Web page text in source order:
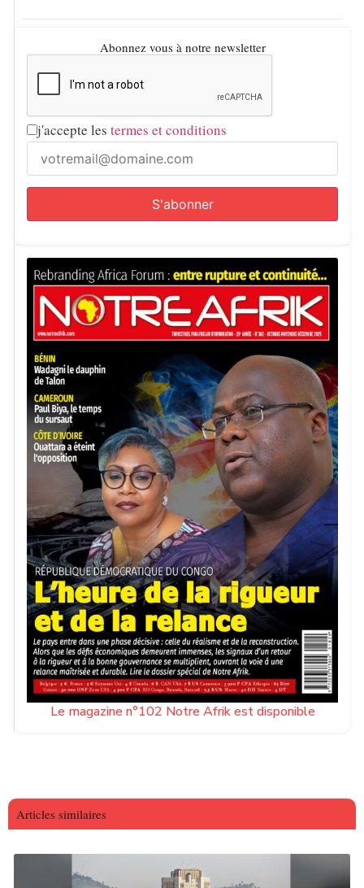
Abonnez vous à notre newsletter
j'accepte les termes et conditions
Le magazine n°102 Notre Afrik est disponible
Articles similaires